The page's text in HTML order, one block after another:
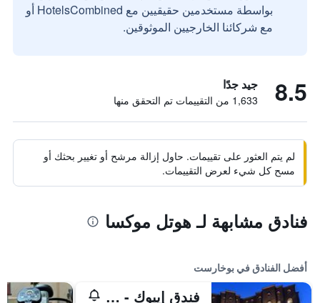
بواسطة مستخدمين حقيقيين مع HotelsCombined أو
مع شركائنا الخارجيين الموثوقين.
8.5 جيد جدًا
1,633 من التقييمات تم التحقق منها
لم يتم العثور على تقييمات. حاول إزالة مرشح أو تغيير بحثك أو
مسح كل شيء لعرض التقييمات.
فنادق مشابهة لـ هوتل موكسا
أفضل الفنادق في بوخارست
فندق إيبوك - رولي ىند شاتو